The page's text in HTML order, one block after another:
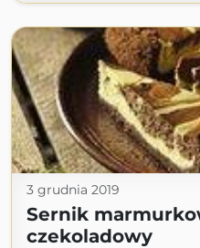
3 grudnia 2019
Sernik
czekoladowy